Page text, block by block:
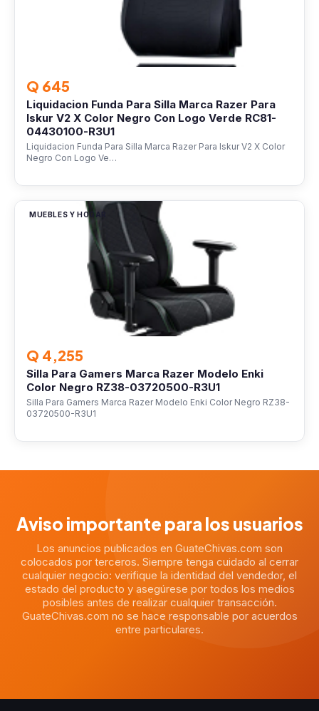
Q 645
Liquidacion Funda Para Silla Marca Razer Para
Iskur V2 X Color Negro Con Logo Verde RC81-
04430100-R3U1
Liquidacion Funda Para Silla Marca Razer Para Iskur V2 X Color
Negro Con Logo Ve…
MUEBLES Y HOGAR
Q 4,255
Silla Para Gamers Marca Razer Modelo Enki
Color Negro RZ38-03720500-R3U1
Silla Para Gamers Marca Razer Modelo Enki Color Negro RZ38-
03720500-R3U1
Aviso importante para los usuarios
Los anuncios publicados en GuateChivas.com son
colocados por terceros. Siempre tenga cuidado al cerrar
cualquier negocio: verifique la identidad del vendedor, el
estado del producto y asegúrese por todos los medios
posibles antes de realizar cualquier transacción.
GuateChivas.com no se hace responsable por acuerdos
entre particulares.